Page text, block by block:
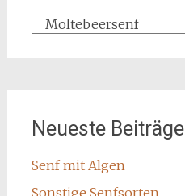
Kategorien
Neueste Beiträge
Senf mit Algen
Sonstige Senfsorten